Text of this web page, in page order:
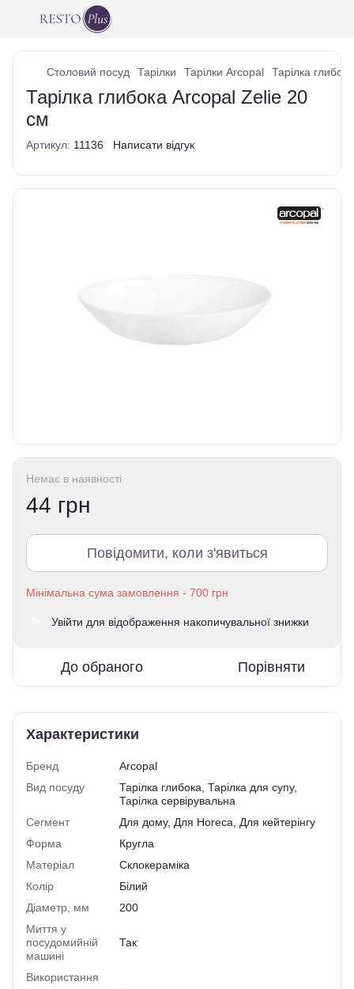
Столовий посуд Тарілки Тарілки Arcopal Тарілка
Тарілка глибока Arcopal Zelie 20
см
Артикул: 11136 Написати відгук
Немає в наявності
44 грн
Повідомити, коли з'явиться
Увійти для відображення накопичувальної знижки
До обраного Порівняти
Характеристики
Бренд
Arcopal
Вид посуду
Тарілка глибока, Тарілка для супу,
Тарілка сервірувальна
Сегмент
Для дому, Для Horeca, Для кейтерінгу
Форма
Кругла
Матеріал
Склокераміка
Колір
Білий
Діаметр, мм
200
Миття у
посудомийній
машині
Так
Використання